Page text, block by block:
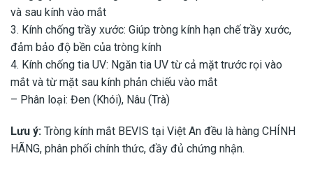
và sau kính vào mắt
3. Kính chống trầy xước: Giúp tròng kính hạn chế trầy xước,
đảm bảo độ bền của tròng kính
4. Kính chống tia UV: Ngăn tia UV từ cả mặt trước rọi vào
mắt và từ mặt sau kính phản chiếu vào mắt
– Phân loại: Đen (Khói), Nâu (Trà)
Lưu ý: Tròng kính mắt BEVIS tại Việt An đều là hàng CHÍNH
HÃNG, phân phối chính thức, đầy đủ chứng nhận.